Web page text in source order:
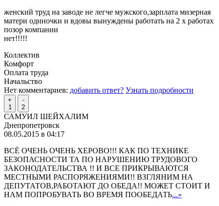
женский труд на заводе не легче мужского,зарплата мизерная
матери одиночки и вдовы вынуждены работать на 2 х работах
позор компании
нет!!!!!
Коллектив
Комфорт
Оплата труда
Начальство
Нет комментариев: добавить ответ? Узнать подробности
+
1
-
2
САМУИЛ ШЕЙХАЛИМ
Днепропетровск
08.05.2015 в 04:17
ВСЁ ОЧЕНЬ ОЧЕНЬ ХЕРОВО!!! КАК ПО ТЕХНИКЕ
БЕЗОПАСНОСТИ ТА ПО НАРУШЕНИЮ ТРУДОВОГО
ЗАКОНОДАТЕЛЬСТВА !! И ВСЕ ПРИКРЫВАЮТСЯ
МЕСТНЫМИ РАСПОРЯЖЕНИЯМИ!! ВЗГЛЯНИМ НА
ДЕПУТАТОВ,РАБОТАЮТ ДО ОБЕДА!! МОЖЕТ СТОИТ И
НАМ ПОПРОБУВАТЬ ВО ВРЕМЯ ПООБЕДАТЬ...»